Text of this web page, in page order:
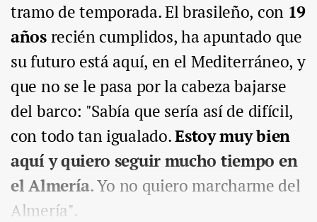
tramo de temporada. El brasileño, con 19
añosrecién cumplidos, ha apuntado que
su futuro está aquí, en el Mediterráneo, y
que no se le pasa por la cabeza bajarse
del barco: "Sabía que sería así de difícil,
con todo tan igualado.Estoy muy bien
aquí y quiero seguir mucho tiempo en
el Almería. Yo no quiero marcharme del
Almería".